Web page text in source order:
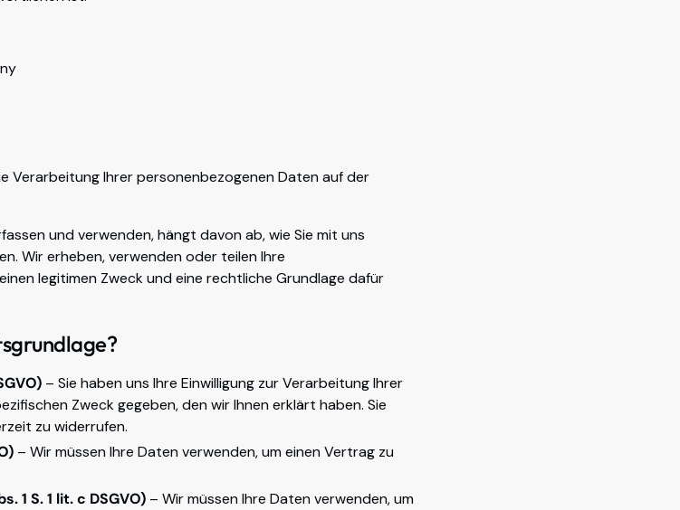
Verarbeitung Ihrer personenbezogenen Daten auf der
und verwenden, hängt davon ab, wie Sie mit uns
Wir erheben, verwenden oder teilen Ihre
legitimen Zweck und eine rechtliche Grundlage dafür
– Sie haben uns Ihre Einwilligung zur Verarbeitung Ihrer
Zweck gegeben, den wir Ihnen erklärt haben. Sie
zu widerrufen.
– Wir müssen Ihre Daten verwenden, um einen Vertrag zu
1 S. 1 lit. c DSGVO) – Wir müssen Ihre Daten verwenden, um